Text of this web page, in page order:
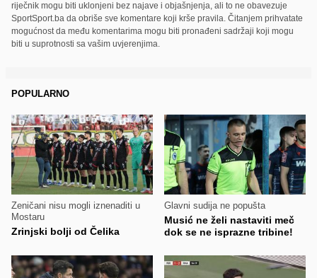
riječnik mogu biti uklonjeni bez najave i objašnjenja, ali to ne obavezuje
SportSport.ba da obriše sve komentare koji krše pravila. Čitanjem prihvatate
mogućnost da među komentarima mogu biti pronađeni sadržaji koji mogu
biti u suprotnosti sa vašim uvjerenjima.
POPULARNO
Zeničani nisu mogli iznenaditi u
Mostaru
Zrinjski bolji od Čelika
Glavni sudija ne popušta
Musić ne želi nastaviti meč
dok se ne isprazne tribine!